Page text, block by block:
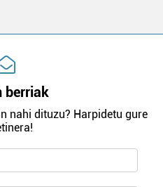
berriak
nahi dituzu? Harpidetu gure